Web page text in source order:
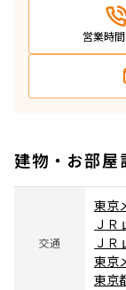
営業時
建物・お部屋
交通
東京
ＪＲ
ＪＲ
東京
東京